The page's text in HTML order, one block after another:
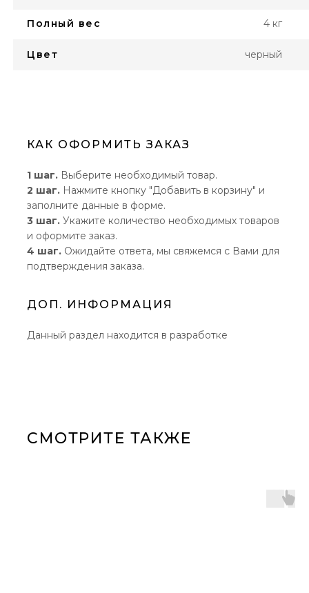
Полный вес 4 кг
Цвет черный
ДОП. ИНФОРМАЦИЯ
Данный раздел находится в разработке
КАК ОФОРМИТЬ ЗАКАЗ
1 шаг. Выберите необходимый товар.
2 шаг. Нажмите кнопку "Добавить в корзину" и
заполните данные в форме.
3 шаг. Укажите количество необходимых товаров
и оформите заказ.
4 шаг. Ожидайте ответа, мы свяжемся с Вами для
подтверждения заказа.
СМОТРИТЕ ТАКЖЕ